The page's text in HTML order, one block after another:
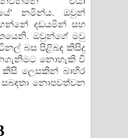
නමින්ය. ඔවුන්
දඩයමින් සහ
ඔවුන්ගේ මවු
බස පිළිබඳ කිසිදු
නොහැකි වී
ලෙසකින් බාහිර
නොපවත්වන